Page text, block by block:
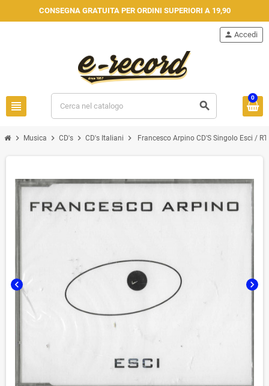
CONSEGNA GRATUITA PER ORDINI SUPERIORI A 19,90
view_headline search
person Accedi
0
chevron_right Musica chevron_right CD's chevron_right CD's Italiani chevron_right Francesco Arpino CD'S Singolo Esci /
chevron_left chevron_right